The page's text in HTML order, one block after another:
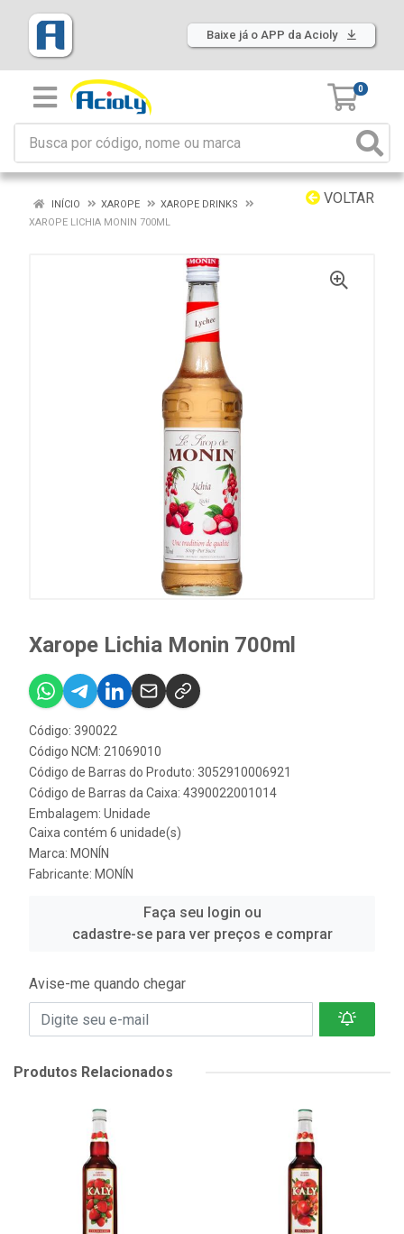
Baixe já o APP da Acioly
0
VOLTAR
INÍCIO XAROPE
XAROPE DRINKS
XAROPE LICHIA MONIN 700ML
Xarope Lichia Monin 700ml
Código: 390022
Código NCM: 21069010
Código de Barras do Produto: 3052910006921
Código de Barras da Caixa: 4390022001014
Embalagem: Unidade
Caixa contém 6 unidade(s)
Marca: MONÍN
Fabricante: MONÍN
Faça seu login ou
cadastre-se para ver preços e comprar
Avise-me quando chegar
Produtos Relacionados